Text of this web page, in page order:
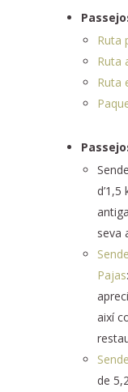
Ruta
Ruta
Ruta
seva
Pajas
així
de